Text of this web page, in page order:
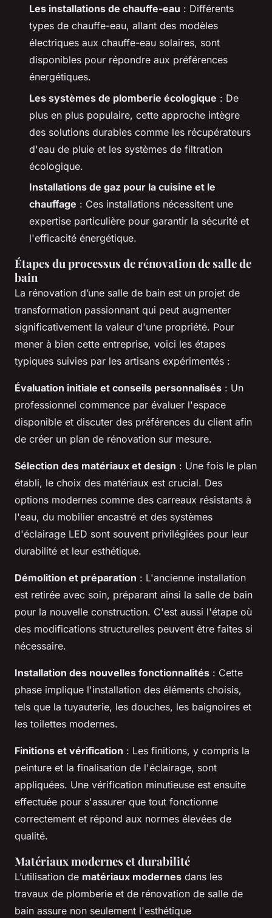
Les installations de chauffe-eau : Différents
types de chauffe-eau, allant des modèles
électriques aux chauffe-eau solaires, sont
disponibles pour répondre aux préférences
énergétiques.
Les systèmes de plomberie écologique : De
plus en plus populaire, cette approche intègre
des solutions durables comme les récupérateurs
d'eau de pluie et les systèmes de filtration
écologique.
Installations de gaz pour la cuisine et le
chauffage : Ces installations nécessitent une
expertise particulière pour garantir la sécurité et
l'efficacité énergétique.
Étapes du processus de rénovation de salle de
bain
La rénovation d’une salle de bain est un projet de
transformation passionnant qui peut augmenter
significativement la valeur d'une propriété. Pour
mener à bien cette entreprise, voici les étapes
typiques suivies par les artisans expérimentés :
Évaluation initiale et conseils personnalisés : Un
professionnel commence par évaluer l'espace
disponible et discuter des préférences du client afin
de créer un plan de rénovation sur mesure.
Sélection des matériaux et design : Une fois le plan
établi, le choix des matériaux est crucial. Des
options modernes comme des carreaux résistants à
l'eau, du mobilier encastré et des systèmes
d'éclairage LED sont souvent privilégiées pour leur
durabilité et leur esthétique.
Démolition et préparation : L'ancienne installation
est retirée avec soin, préparant ainsi la salle de bain
pour la nouvelle construction. C'est aussi l'étape où
des modifications structurelles peuvent être faites si
nécessaire.
Installation des nouvelles fonctionnalités : Cette
phase implique l'installation des éléments choisis,
tels que la tuyauterie, les douches, les baignoires et
les toilettes modernes.
Finitions et vérification : Les finitions, y compris la
peinture et la finalisation de l'éclairage, sont
appliquées. Une vérification minutieuse est ensuite
effectuée pour s'assurer que tout fonctionne
correctement et répond aux normes élevées de
qualité.
Matériaux modernes et durabilité
L’utilisation de matériaux modernes dans les
travaux de plomberie et de rénovation de salle de
bain assure non seulement l'esthétique